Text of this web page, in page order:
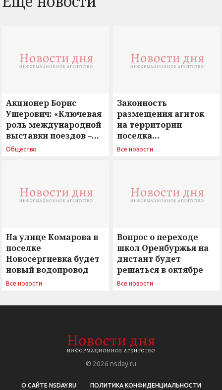
Акционер Борис
Ушерович: «Ключевая
роль международной
выставки поездов –
поиск ответов на
Общество
Законность
размещения агиток
на территории
поселка
Новосергиевка
Все новости
На улице Комарова в
поселке
Новосергиевка будет
новый водопровод
Все новости
Вопрос о переходе
школ Оренбуржья на
дистант будет
решаться в октябре
Все новости
© 2026 nsday.ru
О САЙТЕ NSDAY.RU ПОЛИТИКА КОНФИДЕНЦИАЛЬНОСТИ